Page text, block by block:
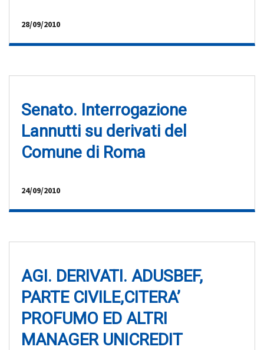
28/09/2010
Senato. Interrogazione
Lannutti su derivati del
Comune di Roma
24/09/2010
AGI. DERIVATI. ADUSBEF,
PARTE CIVILE,CITERA’
PROFUMO ED ALTRI
MANAGER UNICREDIT